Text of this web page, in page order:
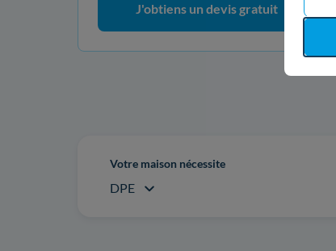
J'obtiens un devis gratuit
Votre maison nécessite
DPE